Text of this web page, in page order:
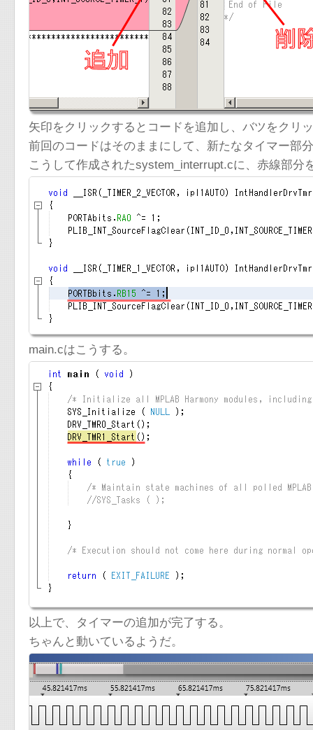
矢印をクリックするとコードを追加し、バツをクリ
前回のコードはそのままにして、新たなタイマー部
こうして作成されたsystem_interrupt.cに、赤線部分
main.cはこうする。
以上で、タイマーの追加が完了する。
ちゃんと動いているようだ。